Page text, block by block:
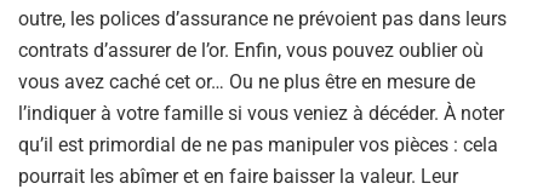
outre, les polices d’assurance ne prévoient pas dans leurs
contrats d’assurer de l’or. Enfin, vous pouvez oublier où
vous avez caché cet or… Ou ne plus être en mesure de
l’indiquer à votre famille si vous veniez à décéder. À noter
qu’il est primordial de ne pas manipuler vos pièces : cela
pourrait les abîmer et en faire baisser la valeur. Leur